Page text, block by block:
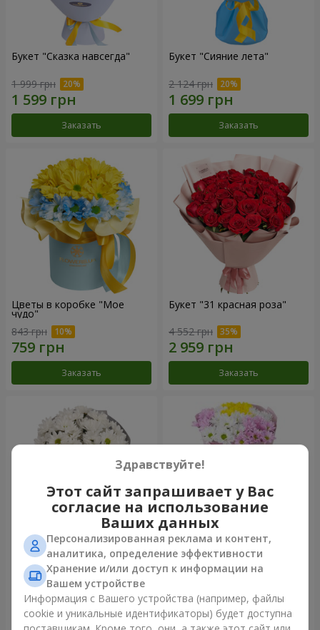
Букет "Сказка навсегда"
1 999 грн
Заказать
Букет "Сияние лета"
2 124 грн
Заказать
Цветы в коробке "Мое
чудо"
843 грн
Заказать
Букет "31 красная роза"
4 552 грн
Заказать
Букет "Киото" из 5 белых
хризантем
1 110 грн
Заказать
Букет "Времена года"
Заказать
Здравствуйте!
Этот сайт запрашивает у Вас
согласие на использование
Ваших данных
Персонализированная реклама и контент,
аналитика, определение эффективности
Хранение и/или доступ к информации на
Вашем устройстве
Информация с Вашего устройства (например, файлы
cookie и уникальные идентификаторы) будет доступна